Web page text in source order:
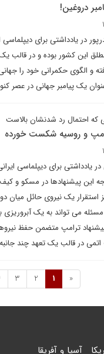
دروغین!
این کشور بوده و در قالب
و الگوی حکمرانی خود را
یک پیامبر جهانی در عصر
که احتمال رد شدنشان بالاست
و روسیه شکست خورده
یادداشتی برای دیپلماسی
این پیشنهادها در مسکو و
استقرار یک نیروی حائل میان
می تواند به یک
ترامپ متضمن حفظ
اتمی در قالب یک تعهد چند
«
1
2
3
آسیا و آفریقا